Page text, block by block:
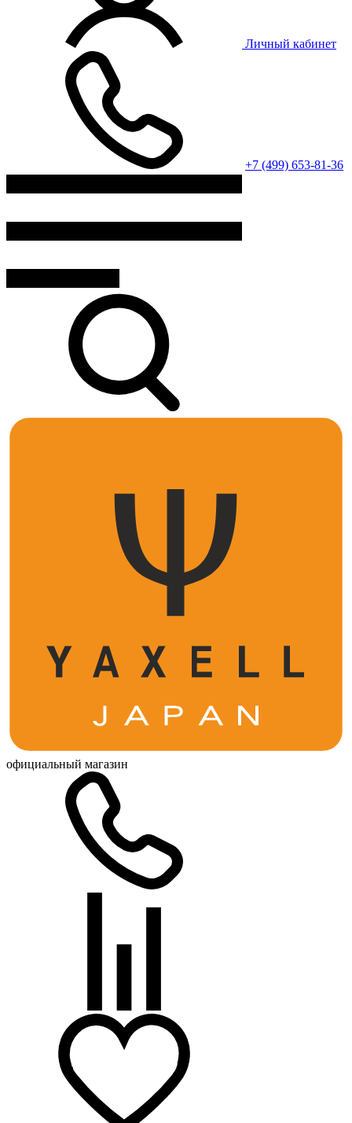
Личный кабинет
+7 (499) 653-81-36
официальный магазин